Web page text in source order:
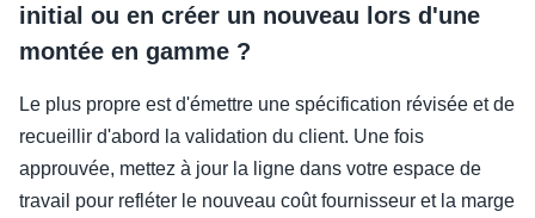
initial ou en créer un nouveau lors d'une
montée en gamme ?
Le plus propre est d'émettre une spécification révisée et de
recueillir d'abord la validation du client. Une fois
approuvée, mettez à jour la ligne dans votre espace de
travail pour refléter le nouveau coût fournisseur et la marge